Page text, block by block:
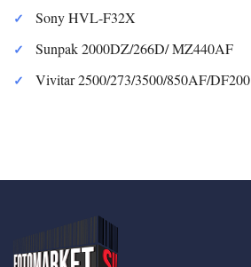
Sony HVL-F32X
Sunpak 2000DZ/266D/ MZ440AF
Vivitar 2500/273/3500/850AF/DF200